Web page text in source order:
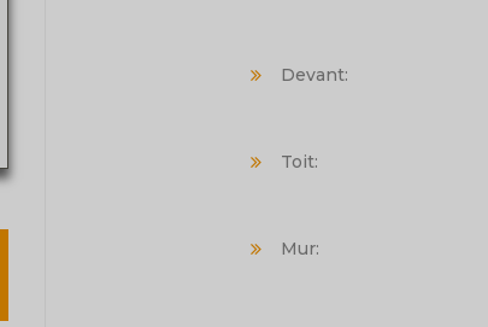
Devant:
Toit:
Mur: